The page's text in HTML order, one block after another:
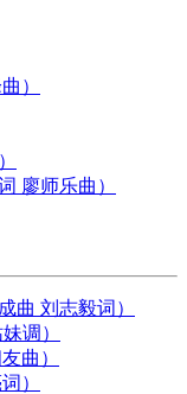
）
廖师乐曲）
曲 刘志毅词）
调）
曲）
）